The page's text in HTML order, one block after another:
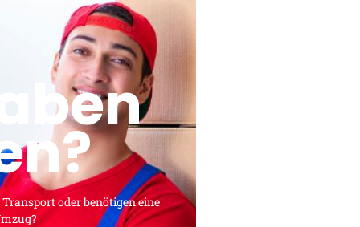
Transport oder benötigen eine